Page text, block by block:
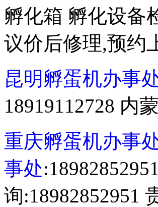
孵化箱 孵化设备
议价后修理,预约
昆明孵蛋机办事
18919112728 内
重庆孵蛋机办事
事处
询:18982852951